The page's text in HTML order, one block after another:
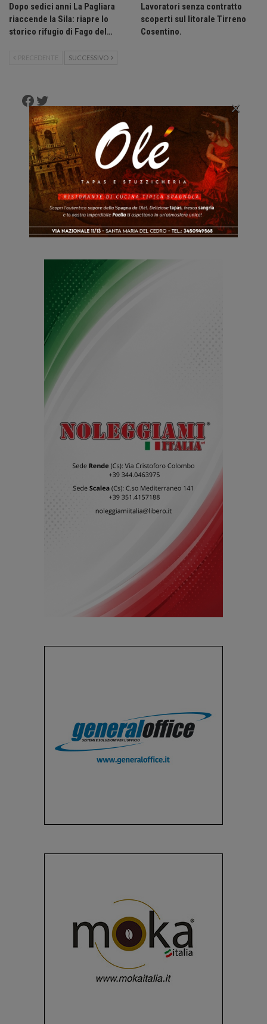
Dopo sedici anni La Pagliara
riaccende la Sila: riapre lo
storico rifugio di Fago del…
Lavoratori senza contratto
scoperti sul litorale Tirreno
Cosentino.
PRECEDENTE SUCCESSIVO
Facebook
Twitter ×